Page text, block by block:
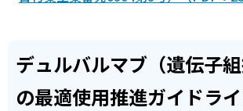
デュルバルマブ（遺伝子
の最適使用推進ガイドラ